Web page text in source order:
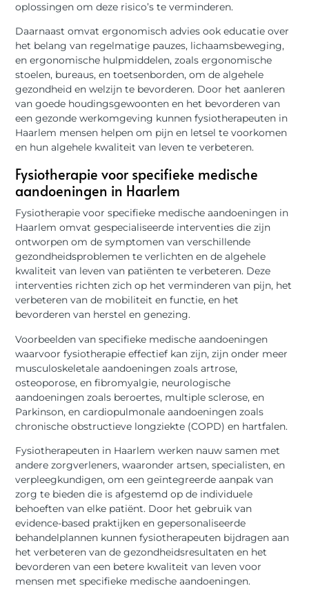
oplossingen om deze risico’s te verminderen.
Daarnaast omvat ergonomisch advies ook educatie over
het belang van regelmatige pauzes, lichaamsbeweging,
en ergonomische hulpmiddelen, zoals ergonomische
stoelen, bureaus, en toetsenborden, om de algehele
gezondheid en welzijn te bevorderen. Door het aanleren
van goede houdingsgewoonten en het bevorderen van
een gezonde werkomgeving kunnen fysiotherapeuten in
Haarlem mensen helpen om pijn en letsel te voorkomen
en hun algehele kwaliteit van leven te verbeteren.
Fysiotherapie voor specifieke medische
aandoeningen in Haarlem
Fysiotherapie voor specifieke medische aandoeningen in
Haarlem omvat gespecialiseerde interventies die zijn
ontworpen om de symptomen van verschillende
gezondheidsproblemen te verlichten en de algehele
kwaliteit van leven van patiënten te verbeteren. Deze
interventies richten zich op het verminderen van pijn, het
verbeteren van de mobiliteit en functie, en het
bevorderen van herstel en genezing.
Voorbeelden van specifieke medische aandoeningen
waarvoor fysiotherapie effectief kan zijn, zijn onder meer
musculoskeletale aandoeningen zoals artrose,
osteoporose, en fibromyalgie, neurologische
aandoeningen zoals beroertes, multiple sclerose, en
Parkinson, en cardiopulmonale aandoeningen zoals
chronische obstructieve longziekte (COPD) en hartfalen.
Fysiotherapeuten in Haarlem werken nauw samen met
andere zorgverleners, waaronder artsen, specialisten, en
verpleegkundigen, om een geïntegreerde aanpak van
zorg te bieden die is afgestemd op de individuele
behoeften van elke patiënt. Door het gebruik van
evidence-based praktijken en gepersonaliseerde
behandelplannen kunnen fysiotherapeuten bijdragen aan
het verbeteren van de gezondheidsresultaten en het
bevorderen van een betere kwaliteit van leven voor
mensen met specifieke medische aandoeningen.